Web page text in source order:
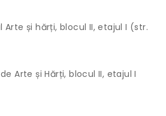
Arte și hărți, blocul II, etajul I (str.
Arte și Hărți, blocul II, etajul I